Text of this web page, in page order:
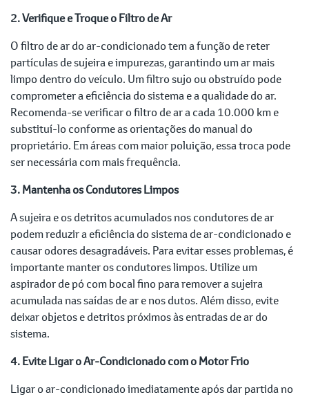
2. Verifique e Troque o Filtro de Ar
O filtro de ar do ar-condicionado tem a função de reter
partículas de sujeira e impurezas, garantindo um ar mais
limpo dentro do veículo. Um filtro sujo ou obstruído pode
comprometer a eficiência do sistema e a qualidade do ar.
Recomenda-se verificar o filtro de ar a cada 10.000 km e
substituí-lo conforme as orientações do manual do
proprietário. Em áreas com maior poluição, essa troca pode
ser necessária com mais frequência.
3. Mantenha os Condutores Limpos
A sujeira e os detritos acumulados nos condutores de ar
podem reduzir a eficiência do sistema de ar-condicionado e
causar odores desagradáveis. Para evitar esses problemas, é
importante manter os condutores limpos. Utilize um
aspirador de pó com bocal fino para remover a sujeira
acumulada nas saídas de ar e nos dutos. Além disso, evite
deixar objetos e detritos próximos às entradas de ar do
sistema.
4. Evite Ligar o Ar-Condicionado com o Motor Frio
Ligar o ar-condicionado imediatamente após dar partida no